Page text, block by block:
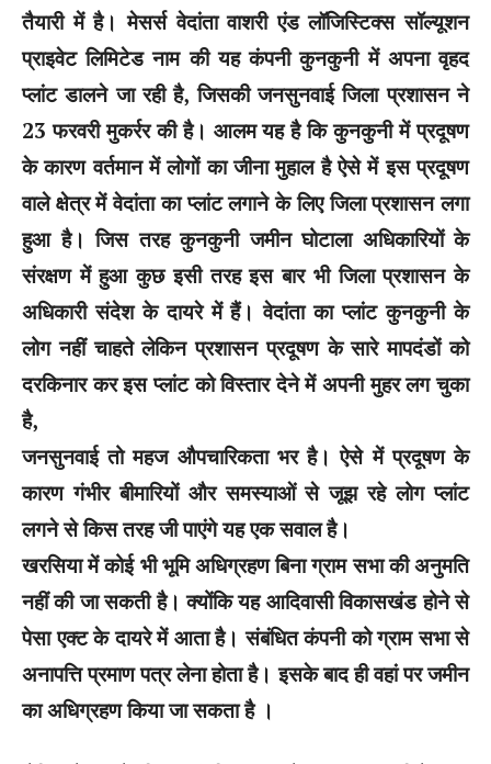
तैयारी में है। मेसर्स वेदांता वाशरी एंड लॉजिस्टिक्स सॉल्यूशन
प्राइवेट लिमिटेड नाम की यह कंपनी कुनकुनी में अपना वृहद
प्लांट डालने जा रही है, जिसकी जनसुनवाई जिला प्रशासन ने
23 फरवरी मुकर्रर की है। आलम यह है कि कुनकुनी में प्रदूषण
के कारण वर्तमान में लोगों का जीना मुहाल है ऐसे में इस प्रदूषण
वाले क्षेत्र में वेदांता का प्लांट लगाने के लिए जिला प्रशासन लगा
हुआ है। जिस तरह कुनकुनी जमीन घोटाला अधिकारियों के
संरक्षण में हुआ कुछ इसी तरह इस बार भी जिला प्रशासन के
अधिकारी संदेश के दायरे में हैं। वेदांता का प्लांट कुनकुनी के
लोग नहीं चाहते लेकिन प्रशासन प्रदूषण के सारे मापदंडों को
दरकिनार कर इस प्लांट को विस्तार देने में अपनी मुहर लग चुका
है,
जनसुनवाई तो महज औपचारिकता भर है। ऐसे में प्रदूषण के
कारण गंभीर बीमारियों और समस्याओं से जूझ रहे लोग प्लांट
लगने से किस तरह जी पाएंगे यह एक सवाल है।
खरसिया में कोई भी भूमि अधिग्रहण बिना ग्राम सभा की अनुमति
नहीं की जा सकती है। क्योंकि यह आदिवासी विकासखंड होने से
पेसा एक्ट के दायरे में आता है। संबंधित कंपनी को ग्राम सभा से
अनापत्ति प्रमाण पत्र लेना होता है। इसके बाद ही वहां पर जमीन
का अधिग्रहण किया जा सकता है ।